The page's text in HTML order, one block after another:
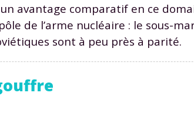
avantage comparatif en ce
de l’arme nucléaire : le sous-
sont à peu près à parité.
votre année
gratuitement pendant
plateforme de soutien
de cours et vidéos